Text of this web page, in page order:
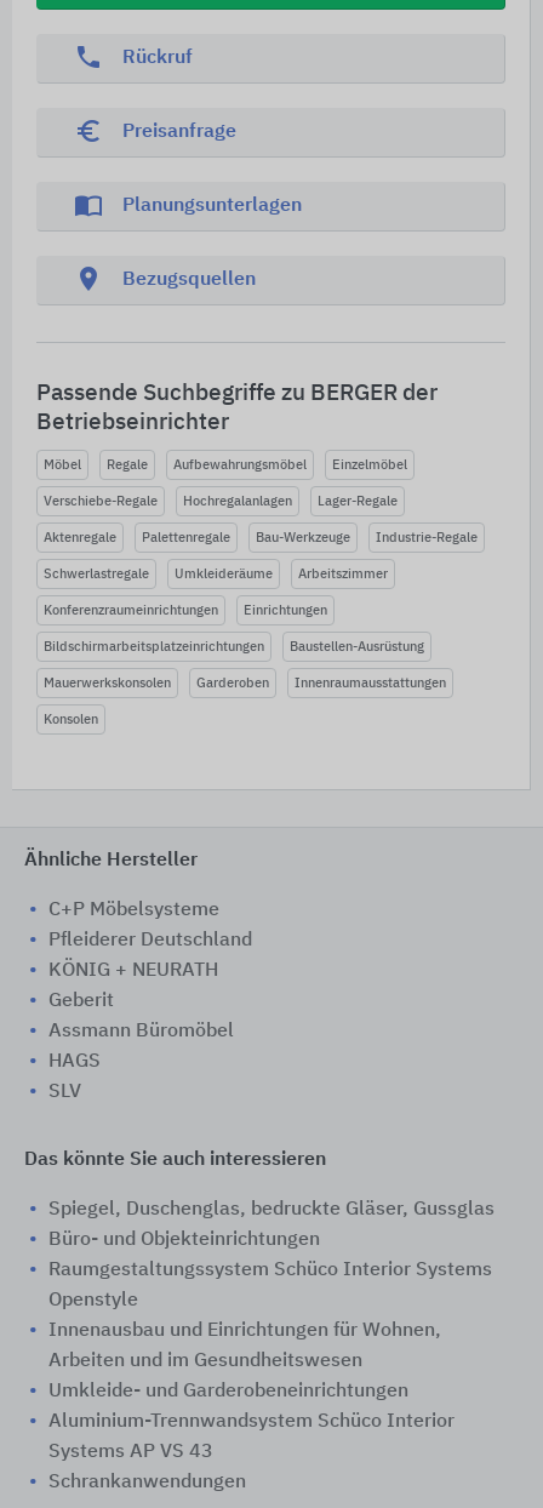
phone Rückruf
euro_symbol Preisanfrage
import_contacts Planungsunterlagen
location_on Bezugsquellen
Passende Suchbegriffe zu BERGER der
Betriebseinrichter
Möbel Regale Aufbewahrungsmöbel Einzelmöbel
Verschiebe-Regale Hochregalanlagen Lager-Regale
Aktenregale Palettenregale Bau-Werkzeuge Industrie-Regale
Schwerlastregale Umkleideräume Arbeitszimmer
Konferenzraumeinrichtungen Einrichtungen
Bildschirmarbeitsplatzeinrichtungen Baustellen-Ausrüstung
Mauerwerkskonsolen Garderoben Innenraumausstattungen
Konsolen
Ähnliche Hersteller
C+P Möbelsysteme
Pfleiderer Deutschland
KÖNIG + NEURATH
Geberit
Assmann Büromöbel
HAGS
SLV
Das könnte Sie auch interessieren
Spiegel, Duschenglas, bedruckte Gläser, Gussglas
Büro- und Objekteinrichtungen
Raumgestaltungssystem Schüco Interior Systems
Openstyle
Innenausbau und Einrichtungen für Wohnen,
Arbeiten und im Gesundheitswesen
Umkleide- und Garderobeneinrichtungen
Aluminium-Trennwandsystem Schüco Interior
Systems AP VS 43
Schrankanwendungen